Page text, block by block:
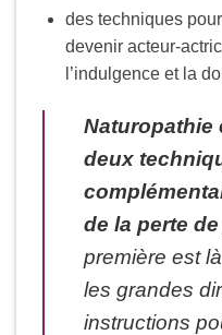
des techniques
devenir acteur-
l’indulgence et la
Naturopathie
deux
de la perte
première est
les grandes
instructions